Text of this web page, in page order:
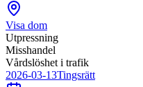
Visa dom
Utpressning
Misshandel
Vårdslöshet i trafik
2026-03-13Tingsrätt